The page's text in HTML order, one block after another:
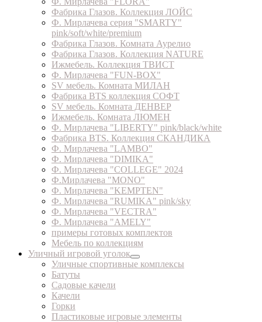
Фабрика Глазов. Коллекция ЛОЙС
Ф. Мирлачева серия "SMARTY"
pink/soft/white/premium
Фабрика Глазов. Комната Аурелио
Фабрика Глазов. Коллекция NATURE
Ижмебель. Коллекция ТВИСТ
Ф. Мирлачева "FUN-BOX"
SV мебель. Комната МИЛАН
Фабрика BTS коллекция СОФТ
SV мебель. Комната ДЕНВЕР
Ижмебель. Комната ЛЮМЕН
Ф. Мирлачева "LIBERTY" pink/black/white
Фабрика BTS. Коллекция СКАНДИКА
Ф. Мирлачева "LAMBO"
Ф. Мирлачева "DIMIKA"
Ф. Мирлачева "COLLEGE" 2024
Ф.Мирлачева "MONO"
Ф. Мирлачева "KEMPTEN"
Ф. Мирлачева "RUMIKA" pink/sky
Ф. Мирлачева "VECTRA"
Ф. Мирлачева "AMELY"
примеры готовых комплектов
Мебель по коллекциям
Уличный игровой уголок
Уличные спортивные комплексы
Батуты
Садовые качели
Качели
Горки
Пластиковые игровые элементы